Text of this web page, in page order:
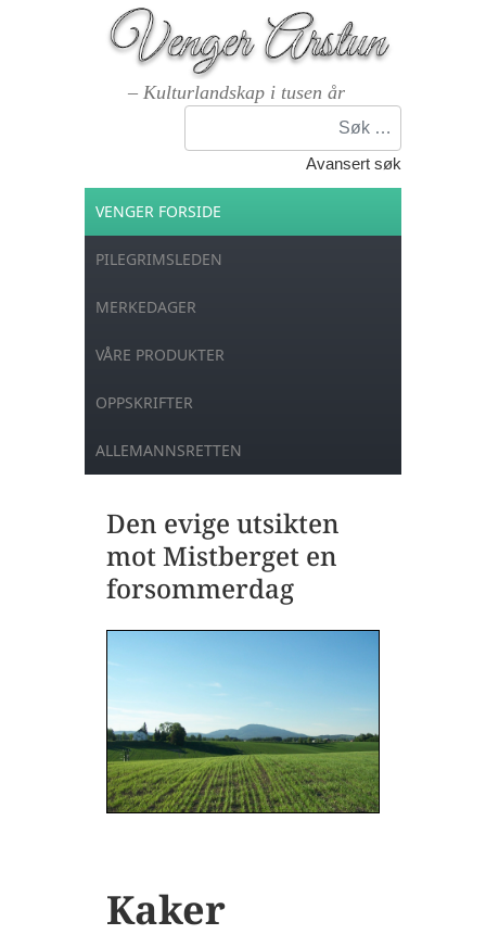
– Kulturlandskap i tusen år
Avansert søk
VENGER FORSIDE
PILEGRIMSLEDEN
MERKEDAGER
VÅRE PRODUKTER
OPPSKRIFTER
ALLEMANNSRETTEN
Den evige utsikten
mot Mistberget en
forsommerdag
Kaker